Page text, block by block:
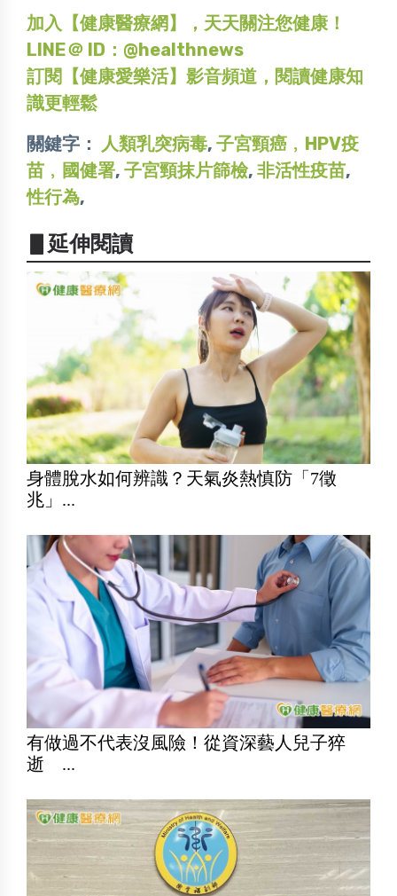
加入【健康醫療網】，天天關注您健康！
LINE＠ ID：@healthnews
訂閱【健康愛樂活】影音頻道，閱讀健康知
識更輕鬆
關鍵字：
人類乳突病毒, 子宮頸癌﹐HPV疫
苗﹐國健署, 子宮頸抹片篩檢, 非活性疫苗,
性行為,
▋延伸閱讀
身體脫水如何辨識？天氣炎熱慎防「7徵
兆」...
有做過不代表沒風險！從資深藝人兒子猝
逝 ...